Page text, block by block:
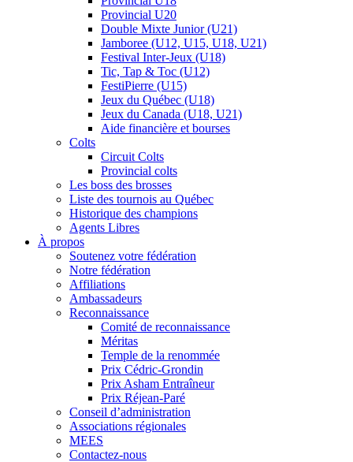
Provincial U20
Double Mixte Junior (U21)
Jamboree (U12, U15, U18, U21)
Festival Inter-Jeux (U18)
Tic, Tap & Toc (U12)
FestiPierre (U15)
Jeux du Québec (U18)
Jeux du Canada (U18, U21)
Aide financière et bourses
Colts
Circuit Colts
Provincial colts
Les boss des brosses
Liste des tournois au Québec
Historique des champions
Agents Libres
À propos
Soutenez votre fédération
Notre fédération
Affiliations
Ambassadeurs
Reconnaissance
Comité de reconnaissance
Méritas
Temple de la renommée
Prix Cédric-Grondin
Prix Asham Entraîneur
Prix Réjean-Paré
Conseil d’administration
Associations régionales
MEES
Contactez-nous